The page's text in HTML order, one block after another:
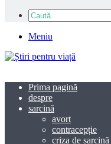
Meniu
Prima pagină
despre
sarcină
avort
contracepție
criza de sarcină